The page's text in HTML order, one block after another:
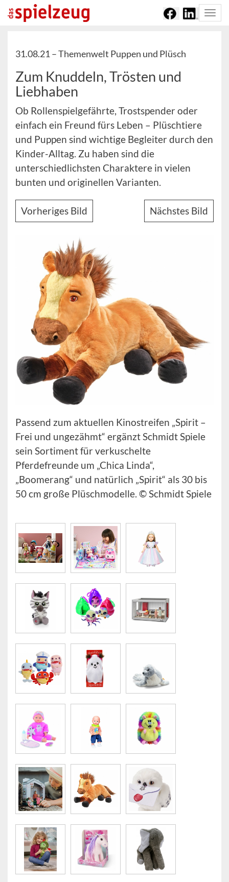
31.08.21 –Themenwelt Puppen und Plüsch
Zum Knuddeln, Trösten und
Liebhaben
Ob Rollenspielgefährte, Trostspender oder
einfach ein Freund fürs Leben – Plüschtiere
und Puppen sind wichtige Begleiter durch den
Kinder-Alltag. Zu haben sind die
unterschiedlichsten Charaktere in vielen
bunten und originellen Varianten.
Vorheriges Bild Nächstes Bild
Passend zum aktuellen Kinostreifen „Spirit –
Frei und ungezähmt“ ergänzt Schmidt Spiele
sein Sortiment für verkuschelte
Pferdefreunde um „Chica Linda“,
„Boomerang“ und natürlich „Spirit“ als 30 bis
50 cm große Plüschmodelle. © Schmidt Spiele